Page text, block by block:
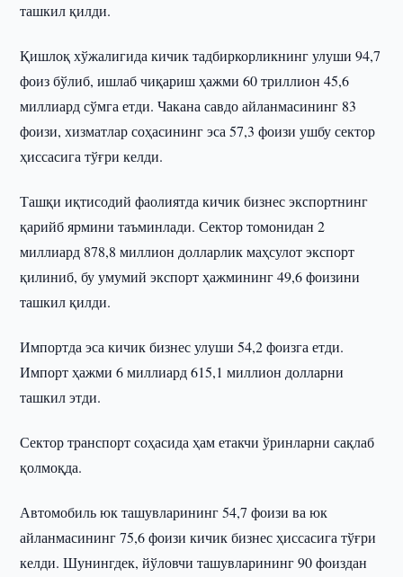
ташкил қилди.
Қишлоқ хўжалигида кичик тадбиркорликнинг улуши 94,7
фоиз бўлиб, ишлаб чиқариш ҳажми 60 триллион 45,6
миллиард сўмга етди. Чакана савдо айланмасининг 83
фоизи, хизматлар соҳасининг эса 57,3 фоизи ушбу сектор
ҳиссасига тўғри келди.
Ташқи иқтисодий фаолиятда кичик бизнес экспортнинг
қарийб ярмини таъминлади. Сектор томонидан 2
миллиард 878,8 миллион долларлик маҳсулот экспорт
қилиниб, бу умумий экспорт ҳажмининг 49,6 фоизини
ташкил қилди.
Импортда эса кичик бизнес улуши 54,2 фоизга етди.
Импорт ҳажми 6 миллиард 615,1 миллион долларни
ташкил этди.
Сектор транспорт соҳасида ҳам етакчи ўринларни сақлаб
қолмоқда.
Автомобиль юк ташувларининг 54,7 фоизи ва юк
айланмасининг 75,6 фоизи кичик бизнес ҳиссасига тўғри
келди. Шунингдек, йўловчи ташувларининг 90 фоиздан